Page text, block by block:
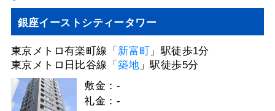
銀座イーストシティータワー
東京メトロ有楽町線「 新富町
」駅徒歩1分
東京メトロ日比谷線「築地」駅徒歩5分
敷金：-
礼金：-